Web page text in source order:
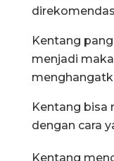
Kentang
menjadi
Kentang bisa
dengan cara
Kentang